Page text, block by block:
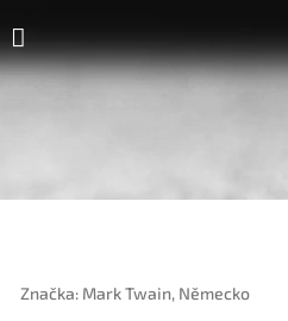
Nákupní
košík
Značka: Mark Twain, Německo